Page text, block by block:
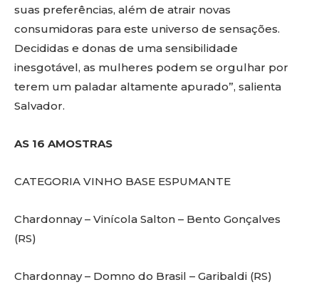
suas preferências, além de atrair novas
consumidoras para este universo de sensações.
Decididas e donas de uma sensibilidade
inesgotável, as mulheres podem se orgulhar por
terem um paladar altamente apurado”, salienta
Salvador.
AS 16 AMOSTRAS
CATEGORIA VINHO BASE ESPUMANTE
Chardonnay – Vinícola Salton – Bento Gonçalves
(RS)
Chardonnay – Domno do Brasil – Garibaldi (RS)